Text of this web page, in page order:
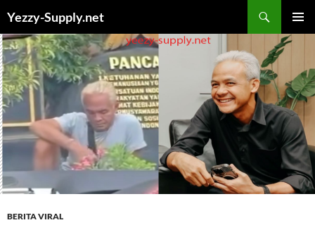
content
Yezzy-Supply.net
BERITA VIRAL